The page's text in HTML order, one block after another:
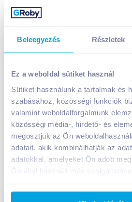
Beleegyezés Részletek
Ez a weboldal sütiket használ
Sütiket használunk a tartalmak és
szabásához, közösségi funkciók
valamint weboldalforgalmunk
közösségi média-, hirdető- és
megosztjuk az Ön
adatait, akik kombinálhatják az
adatokkal, amelyeket Ön adott
Ön által használt más
Sprite Zero szénsavas
Ft /
Nettó eladási ár: 511 Ft /
KosárbaKosárba
A termék megszűnt